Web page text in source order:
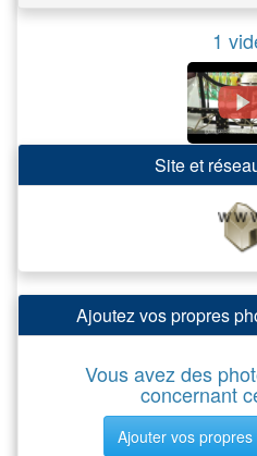
1
Site et
Ajoutez vos propres
Vous avez des
concernant
Ajouter vos